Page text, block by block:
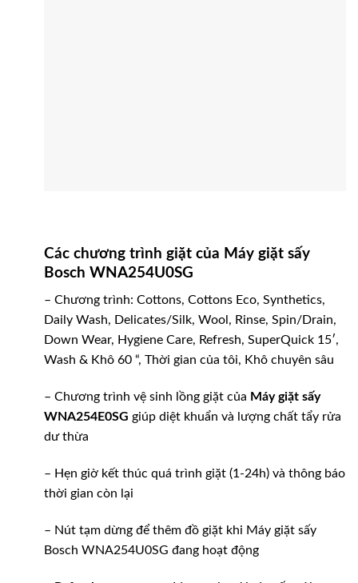
Các chương trình giặt của Máy giặt sấy
Bosch WNA254U0SG
– Chương trình: Cottons, Cottons Eco, Synthetics,
Daily Wash, Delicates/Silk, Wool, Rinse, Spin/Drain,
Down Wear, Hygiene Care, Refresh, SuperQuick 15′,
Wash & Khô 60 “, Thời gian của tôi, Khô chuyên sâu
– Chương trình vệ sinh lồng giặt của Máy giặt sấy
WNA254E0SG giúp diệt khuẩn và lượng chất tẩy rửa
dư thừa
– Hẹn giờ kết thúc quá trình giặt (1-24h) và thông báo
thời gian còn lại
– Nút tạm dừng để thêm đồ giặt khi Máy giặt sấy
Bosch WNA254U0SG đang hoạt động